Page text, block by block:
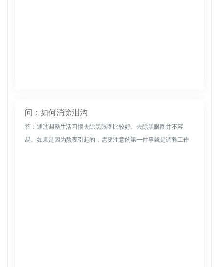
问：如何消除泪沟
答：通过调整生活习惯去除黑眼圈比较好。去除黑眼圈并不容
易。如果是因为熬夜引起的，需要注意的第一件事就是调整工作